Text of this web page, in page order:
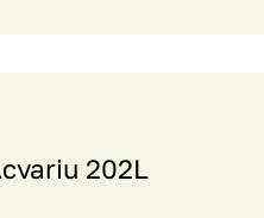
202L